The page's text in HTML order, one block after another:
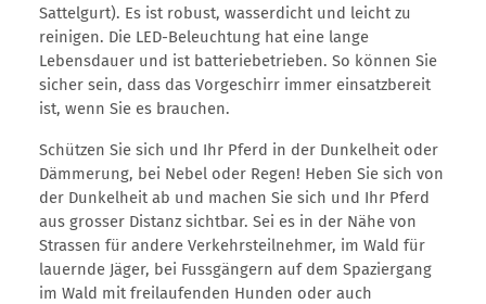
Sattelgurt). Es ist robust, wasserdicht und leicht zu
reinigen. Die LED-Beleuchtung hat eine lange
Lebensdauer und ist batteriebetrieben. So können Sie
sicher sein, dass das Vorgeschirr immer einsatzbereit
ist, wenn Sie es brauchen.
Schützen Sie sich und Ihr Pferd in der Dunkelheit oder
Dämmerung, bei Nebel oder Regen! Heben Sie sich von
der Dunkelheit ab und machen Sie sich und Ihr Pferd
aus grosser Distanz sichtbar. Sei es in der Nähe von
Strassen für andere Verkehrsteilnehmer, im Wald für
lauernde Jäger, bei Fussgängern auf dem Spaziergang
im Wald mit freilaufenden Hunden oder auch